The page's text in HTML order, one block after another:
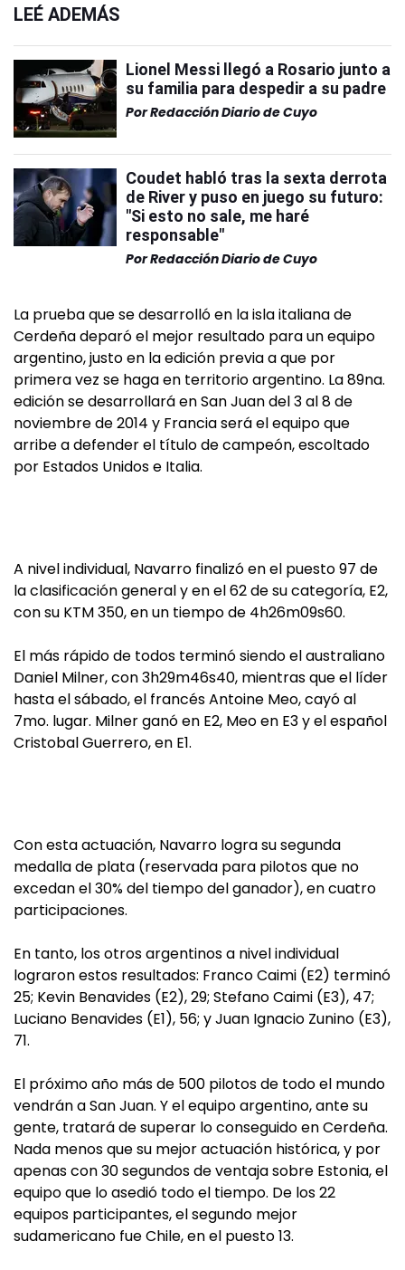
LEÉ ADEMÁS
Lionel Messi llegó a Rosario junto a
su familia para despedir a su padre
PorRedacción Diario de Cuyo
Coudet habló tras la sexta derrota
de River y puso en juego su futuro:
"Si esto no sale, me haré
responsable"
PorRedacción Diario de Cuyo
La prueba que se desarrolló en la isla italiana de
Cerdeña deparó el mejor resultado para un equipo
argentino, justo en la edición previa a que por
primera vez se haga en territorio argentino. La 89na.
edición se desarrollará en San Juan del 3 al 8 de
noviembre de 2014 y Francia será el equipo que
arribe a defender el título de campeón, escoltado
por Estados Unidos e Italia.
A nivel individual, Navarro finalizó en el puesto 97 de
la clasificación general y en el 62 de su categoría, E2,
con su KTM 350, en un tiempo de 4h26m09s60.
El más rápido de todos terminó siendo el australiano
Daniel Milner, con 3h29m46s40, mientras que el líder
hasta el sábado, el francés Antoine Meo, cayó al
7mo. lugar. Milner ganó en E2, Meo en E3 y el español
Cristobal Guerrero, en E1.
Con esta actuación, Navarro logra su segunda
medalla de plata (reservada para pilotos que no
excedan el 30% del tiempo del ganador), en cuatro
participaciones.
En tanto, los otros argentinos a nivel individual
lograron estos resultados: Franco Caimi (E2) terminó
25; Kevin Benavides (E2), 29; Stefano Caimi (E3), 47;
Luciano Benavides (E1), 56; y Juan Ignacio Zunino (E3),
71.
El próximo año más de 500 pilotos de todo el mundo
vendrán a San Juan. Y el equipo argentino, ante su
gente, tratará de superar lo conseguido en Cerdeña.
Nada menos que su mejor actuación histórica, y por
apenas con 30 segundos de ventaja sobre Estonia, el
equipo que lo asedió todo el tiempo. De los 22
equipos participantes, el segundo mejor
sudamericano fue Chile, en el puesto 13.